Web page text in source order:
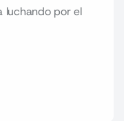
luchando por el